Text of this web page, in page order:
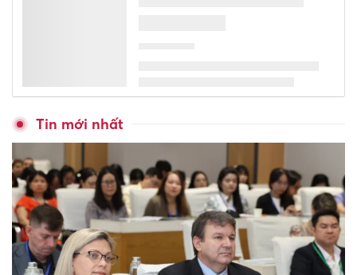
Phú Thọ tập huấn ứng dụng
AI, xây dựng nội dung số cho
cán bộ cấp xã